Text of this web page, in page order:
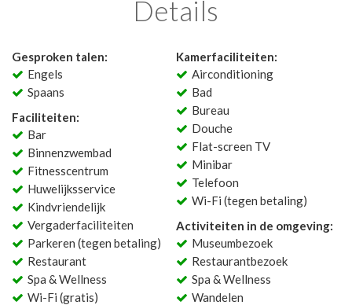
Details
Gesproken talen:
Engels
Spaans
Faciliteiten:
Bar
Binnenzwembad
Fitnesscentrum
Huwelijksservice
Kindvriendelijk
Vergaderfaciliteiten
Parkeren (tegen betaling)
Restaurant
Spa & Wellness
Wi-Fi (gratis)
Kamerfaciliteiten:
Airconditioning
Bad
Bureau
Douche
Flat-screen TV
Minibar
Telefoon
Wi-Fi (tegen betaling)
Activiteiten in de omgeving:
Museumbezoek
Restaurantbezoek
Spa & Wellness
Wandelen